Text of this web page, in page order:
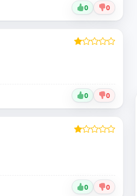
0 0
0 0
0 0